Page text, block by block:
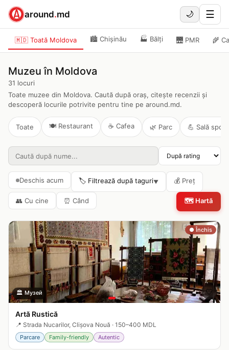
around.md 🌙 ☰
🇲🇩 Toată Moldova 🏙️ Chișinău 🏭 Bălți 🌉 PMR 🌾
Muzeu în Moldova
31 locuri
Toate muzee din Moldova. Caută după oraș, citește recenzii și
descoperă locurile potrivite pentru tine pe around.md.
Toate 🍽️ Restaurant ☕ Cafea 🌿 Parc 💪 Sală sport
Deschis acum 🏷️ Filtrează după taguri▼ 💰 Preț
👥 Cu cine ⏰ Când 🗺️ Hartă
● Închis
🏛️ Музей 🤍
Artă Rustică
📍 Strada Nucarilor, Clișova Nouă · 150–400 MDL
Parcare Family-friendly Autentic